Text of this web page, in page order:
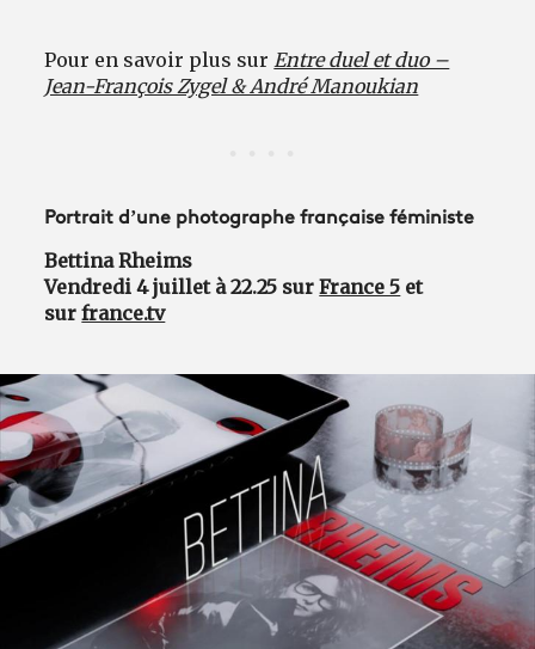
Pour en savoir plus sur Entre duel et duo –
Jean-François Zygel & André Manoukian
Portrait d’une photographe française féministe
Bettina Rheims
Vendredi 4 juillet à 22.25 surFrance 5 et
surfrance.tv